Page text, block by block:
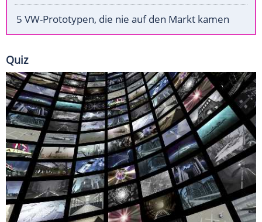
5 VW-Prototypen, die nie auf den Markt kamen
Quiz